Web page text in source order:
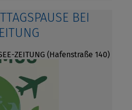
BEI
ZEITUNG (Hafenstraße 140)